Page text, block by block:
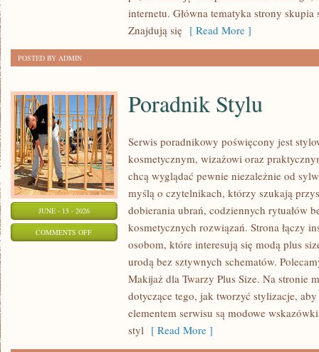
INTERNECIE
internetu. Główna tematyka strony
Znajdują się [ Read More ]
POSTED BY ADMIN
JUNE - 15 - 2026
COMMENTS OFFON
Poradnik Stylu
Serwis poradnikowy poświęcony jest
kosmetycznym, wizażowi oraz
chcą wyglądać pewnie niezależnie od
myślą o czytelnikach, którzy szukają
dobierania ubrań, codziennych rytuałów
kosmetycznych rozwiązań. Strona łączy
osobom, które interesują się modą plus
urodą bez sztywnych schematów.
Makijaż dla Twarzy Plus Size. Na stronie
dotyczące tego, jak tworzyć stylizacje,
elementem serwisu są modowe
styl [ Read More ]